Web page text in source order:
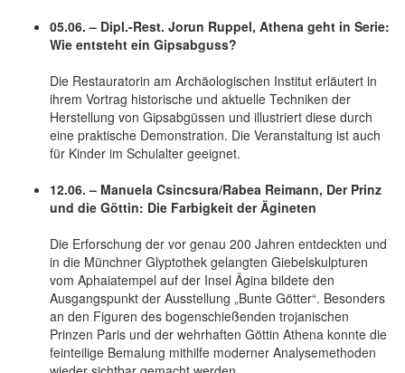
05.06. – Dipl.-Rest. Jorun Ruppel, Athena geht in Serie:
Wie entsteht ein Gipsabguss?
Die Restauratorin am Archäologischen Institut erläutert in
ihrem Vortrag historische und aktuelle Techniken der
Herstellung von Gipsabgüssen und illustriert diese durch
eine praktische Demonstration. Die Veranstaltung ist auch
für Kinder im Schulalter geeignet.
12.06. – Manuela Csincsura/Rabea Reimann, Der Prinz
und die Göttin: Die Farbigkeit der Ägineten
Die Erforschung der vor genau 200 Jahren entdeckten und
in die Münchner Glyptothek gelangten Giebelskulpturen
vom Aphaiatempel auf der Insel Ägina bildete den
Ausgangspunkt der Ausstellung „Bunte Götter“. Besonders
an den Figuren des bogenschießenden trojanischen
Prinzen Paris und der wehrhaften Göttin Athena konnte die
feinteilige Bemalung mithilfe moderner Analysemethoden